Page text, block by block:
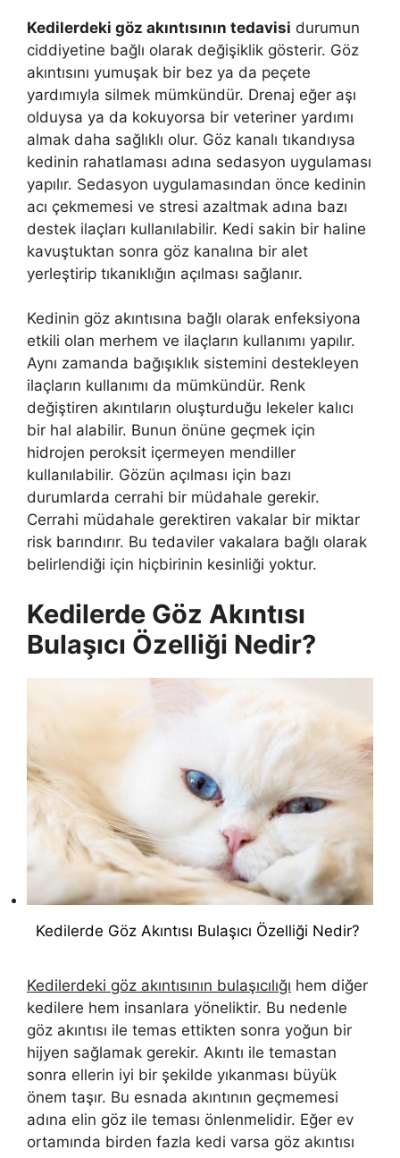
Kedilerdeki göz akıntısının tedavisi durumun
ciddiyetine bağlı olarak değişiklik gösterir. Göz
akıntısını yumuşak bir bez ya da peçete
yardımıyla silmek mümkündür. Drenaj eğer aşı
olduysa ya da kokuyorsa bir veteriner yardımı
almak daha sağlıklı olur. Göz kanalı tıkandıysa
kedinin rahatlaması adına sedasyon uygulaması
yapılır. Sedasyon uygulamasından önce kedinin
acı çekmemesi ve stresi azaltmak adına bazı
destek ilaçları kullanılabilir. Kedi sakin bir haline
kavuştuktan sonra göz kanalına bir alet
yerleştirip tıkanıklığın açılması sağlanır.
Kedinin göz akıntısına bağlı olarak enfeksiyona
etkili olan merhem ve ilaçların kullanımı yapılır.
Aynı zamanda bağışıklık sistemini destekleyen
ilaçların kullanımı da mümkündür. Renk
değiştiren akıntıların oluşturduğu lekeler kalıcı
bir hal alabilir. Bunun önüne geçmek için
hidrojen peroksit içermeyen mendiller
kullanılabilir. Gözün açılması için bazı
durumlarda cerrahi bir müdahale gerekir.
Cerrahi müdahale gerektiren vakalar bir miktar
risk barındırır. Bu tedaviler vakalara bağlı olarak
belirlendiği için hiçbirinin kesinliği yoktur.
Kedilerde Göz Akıntısı
Bulaşıcı Özelliği Nedir?
Kedilerde Göz Akıntısı Bulaşıcı Özelliği Nedir?
Kedilerdeki göz akıntısının bulaşıcılığı hem diğer
kedilere hem insanlara yöneliktir. Bu nedenle
göz akıntısı ile temas ettikten sonra yoğun bir
hijyen sağlamak gerekir. Akıntı ile temastan
sonra ellerin iyi bir şekilde yıkanması büyük
önem taşır. Bu esnada akıntının geçmemesi
adına elin göz ile teması önlenmelidir. Eğer ev
ortamında birden fazla kedi varsa göz akıntısı